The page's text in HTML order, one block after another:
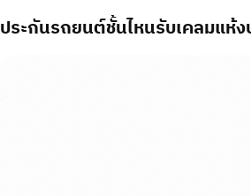
ประกันรถยนต์ชั้นไหนรับเคลมแห้ง